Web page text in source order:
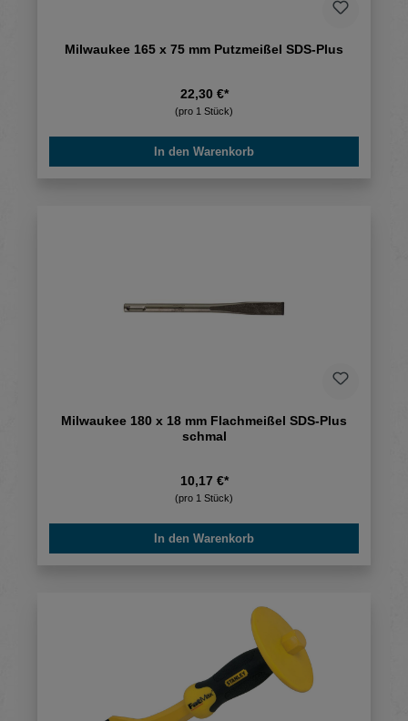
Milwaukee 165 x 75 mm Putzmeißel SDS-Plus
22,30 €*
(pro 1 Stück)
In den Warenkorb
Milwaukee 180 x 18 mm Flachmeißel SDS-Plus
schmal
10,17 €*
(pro 1 Stück)
In den Warenkorb